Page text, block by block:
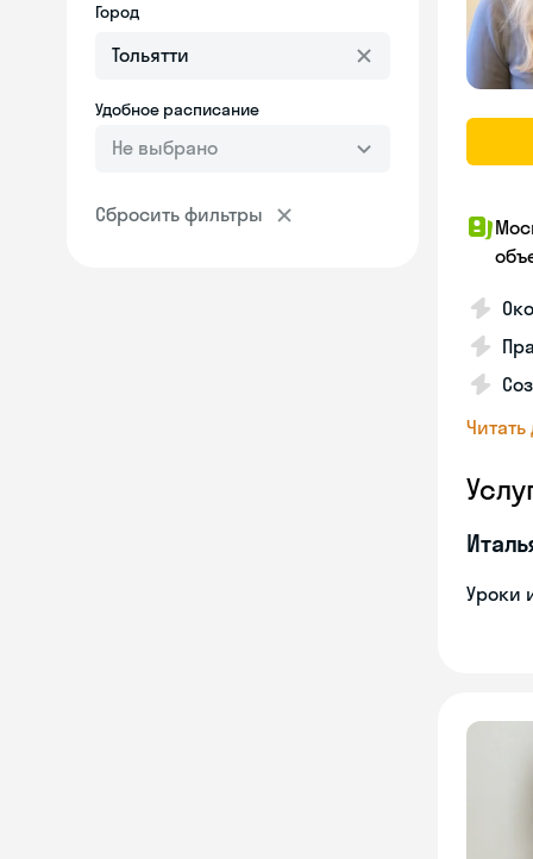
Город
Удобное расписание
Не выбрано
Сбросить фильтры
Уроки